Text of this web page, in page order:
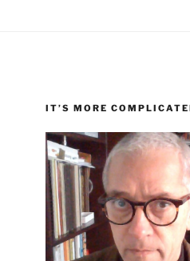
IT’S MORE